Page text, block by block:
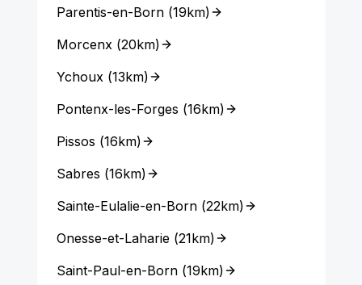
Parentis-en-Born(19km)
Morcenx(20km)
Ychoux(13km)
Pontenx-les-Forges (16km)
Pissos (16km)
Sabres (16km)
Sainte-Eulalie-en-Born(22km)
Onesse-et-Laharie(21km)
Saint-Paul-en-Born(19km)